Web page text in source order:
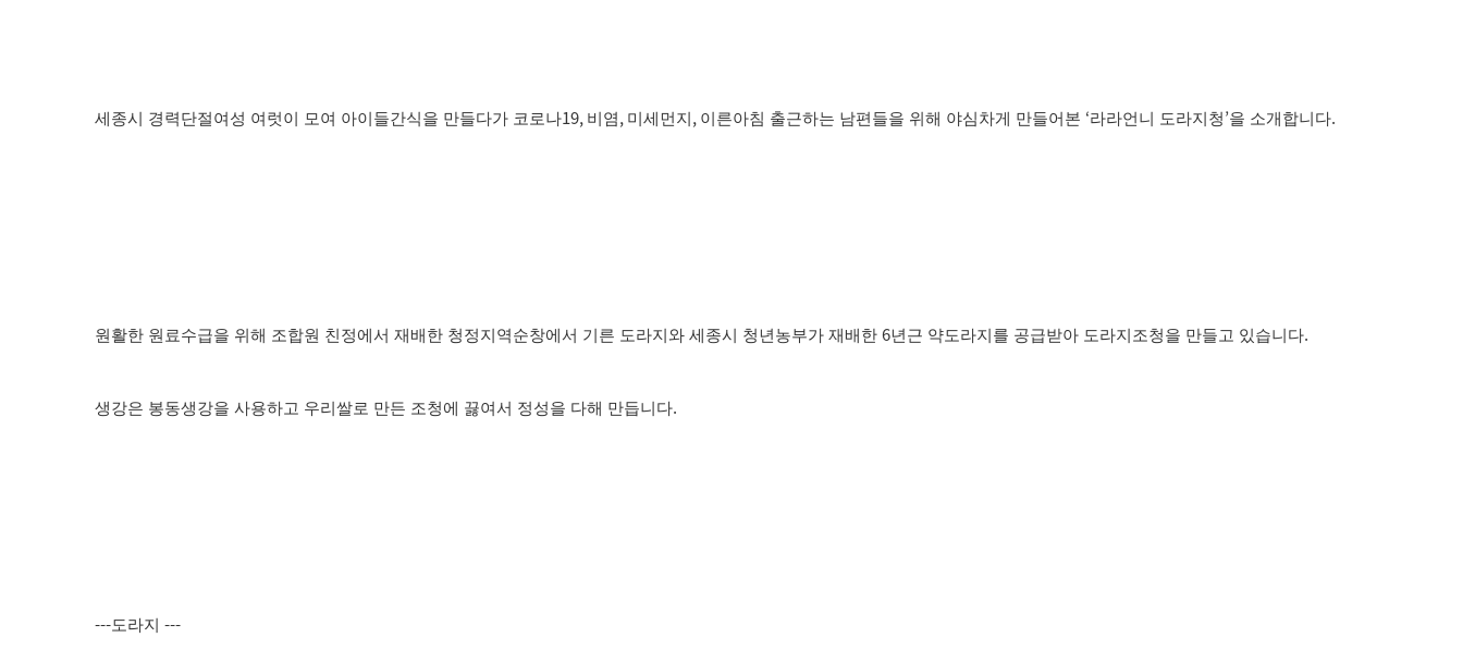
세종시 경력단절여성 여럿이 모여 아이들간식을 만들다가 코로나19, 비염, 미세먼지 , 이른아침 출근하는 남편들을 위해 야심차게 만들어본 ‘라라언니 도라지청’을 소개합니다.
원활한 원료수급을 위해 조합원 친정에서 재배한 청정지역순창에서 기른 도라지와 세종시 청년농부가 재배한 6년근 약도라지를 공급받아 도라지조청을 만들고 있습니다.
생강은 봉동생강을 사용하고 우리쌀로 만든 조청에 끓여서 정성을 다해 만듭니다.
---도라지 ---